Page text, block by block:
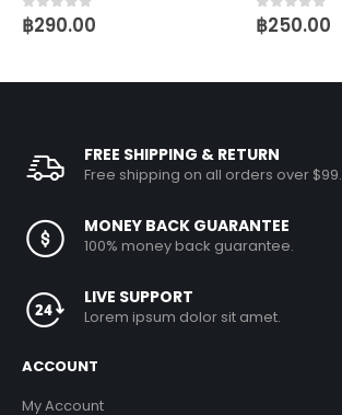
0out of 5
฿290.00 0out of 5
฿250.00
FREE SHIPPING & RETURN
Free shipping on all orders over $99.
MONEY BACK GUARANTEE
100% money back guarantee.
LIVE SUPPORT
Lorem ipsum dolor sit amet.
ACCOUNT
My Account